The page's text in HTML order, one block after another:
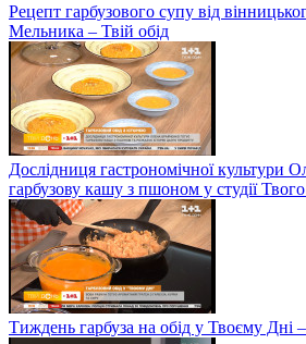
Рецепт гарбузового супу від
Мельника – Твій обід
Дослідниця гастрономічної культури
гарбузову кашу з пшоном у студії
Тиждень гарбуза на обід у Твоєму Дні